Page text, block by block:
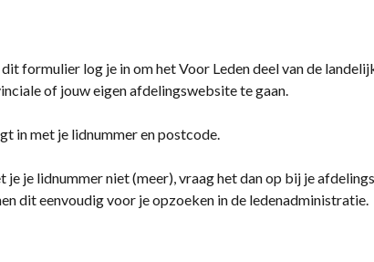
formulier log je in om het Voor Leden deel van de
of jouw eigen afdelingswebsite te gaan.
in met je lidnummer en postcode.
je je lidnummer niet (meer), vraag het dan op bij je
dit eenvoudig voor je opzoeken in de ledenadministratie.